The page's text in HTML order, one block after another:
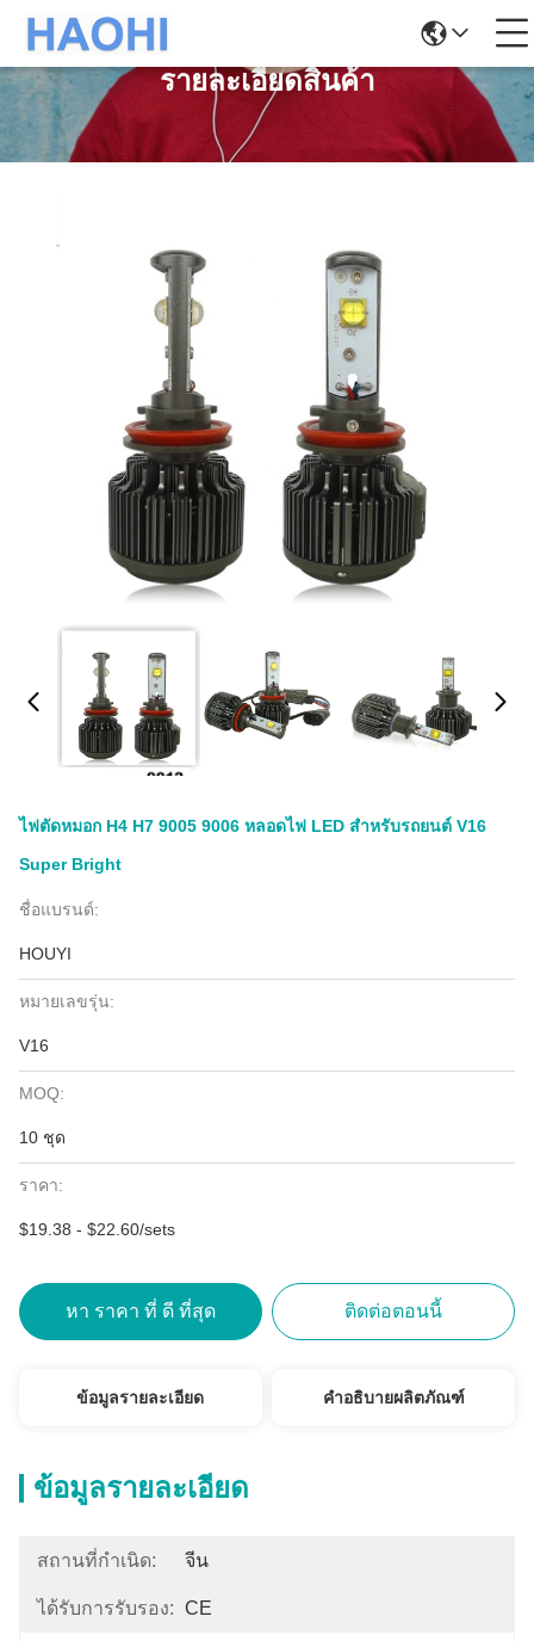
รายละเอียดสินค้า
ไฟตัดหมอก H4 H7 9005 9006 หลอดไฟ LED สำหรับรถยนต์ V16
Super Bright
ชื่อแบรนด์:
HOUYI
หมายเลขรุ่น:
V16
MOQ:
10 ชุด
ราคา:
$19.38 - $22.60/sets
หา ราคา ที่ ดี ที่สุด ติดต่อตอนนี้
ข้อมูลรายละเอียด คำอธิบายผลิตภัณฑ์
ข้อมูลรายละเอียด
สถานที่กำเนิด: จีน
ได้รับการรับรอง: CE